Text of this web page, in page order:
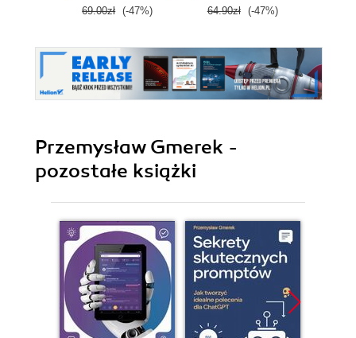
69.00zł (-47%) 64.90zł (-47%)
Przemysław Gmerek -
pozostałe książki